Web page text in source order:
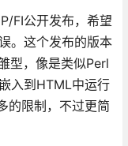
FI公开发布，希望
。这个发布的版本
型，像是类似Perl
入到HTML中运行
的限制，不过更简